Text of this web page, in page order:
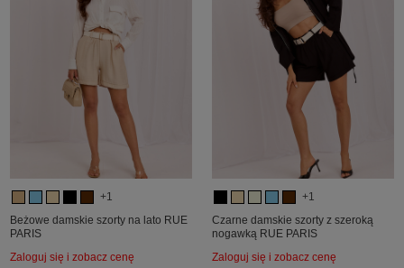
+1
Beżowe damskie szorty na lato RUE
PARIS
Zaloguj się i zobacz cenę
+1
Czarne damskie szorty z szeroką
nogawką RUE PARIS
Zaloguj się i zobacz cenę